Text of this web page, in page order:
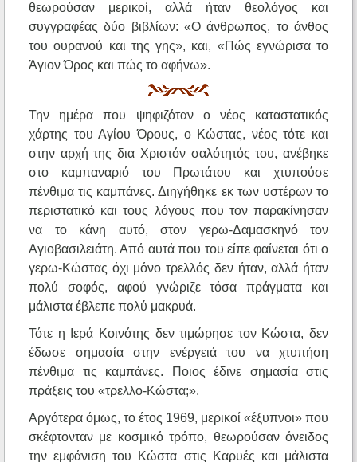
θεωρούσαν μερικοί, αλλά ήταν θεολόγος και
συγγραφέας δύο βιβλίων: «Ο άνθρωπος, το άνθος
του ουρανού και της γης», και, «Πώς εγνώρισα το
Άγιον Όρος και πώς το αφήνω».
Την ημέρα που ψηφιζόταν ο νέος καταστατικός
χάρτης του Αγίου Όρους, ο Κώστας, νέος τότε και
στην αρχή της δια Χριστόν σαλότητός του, ανέβηκε
στο καμπαναριό του Πρωτάτου και χτυπούσε
πένθιμα τις καμπάνες. Διηγήθηκε εκ των υστέρων το
περιστατικό και τους λόγους που τον παρακίνησαν
να το κάνη αυτό, στον γερω-Δαμασκηνό τον
Αγιοβασιλειάτη. Από αυτά που του είπε φαίνεται ότι ο
γερω-Κώστας όχι μόνο τρελλός δεν ήταν, αλλά ήταν
πολύ σοφός, αφού γνώριζε τόσα πράγματα και
μάλιστα έβλεπε πολύ μακρυά.
Τότε η Ιερά Κοινότης δεν τιμώρησε τον Κώστα, δεν
έδωσε σημασία στην ενέργειά του να χτυπήση
πένθιμα τις καμπάνες. Ποιος έδινε σημασία στις
πράξεις του «τρελλο-Κώστα;».
Αργότερα όμως, το έτος 1969, μερικοί «έξυπνοι» που
σκέφτονταν με κοσμικό τρόπο, θεωρούσαν όνειδος
την εμφάνιση του Κώστα στις Καρυές και μάλιστα